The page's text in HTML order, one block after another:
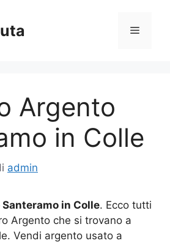
Menu
Argento
in Colle
admin
in Colle. Ecco tutti
Argento che si trovano a
Vendi argento usato a